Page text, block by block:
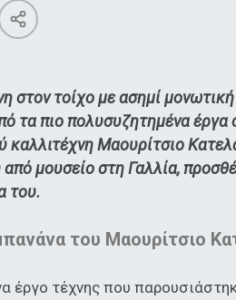
στον τοίχο με ασημί μονωτική
τα πιο πολυσυζητημένα
καλλιτέχνη Μαουρίτσιο
μουσείο στη Γαλλία,
του.
του Μαουρίτσιο
έργο τέχνης που